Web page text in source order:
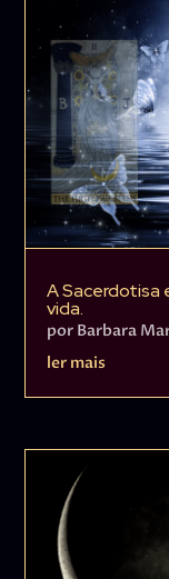
A Sacerdotisa
vida.
por Barbara
ler mais